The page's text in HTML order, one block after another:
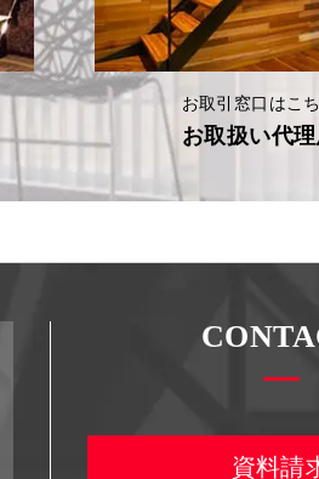
お取引窓口はこ
お取扱い代
資料請